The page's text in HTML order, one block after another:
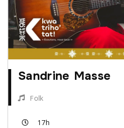
Sandrine Masse
Folk
17h